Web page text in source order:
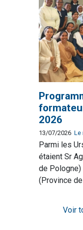
2026
13/07/2026 Le
Parmi les
étaient Sr
de Pologne)
(Province
Voir